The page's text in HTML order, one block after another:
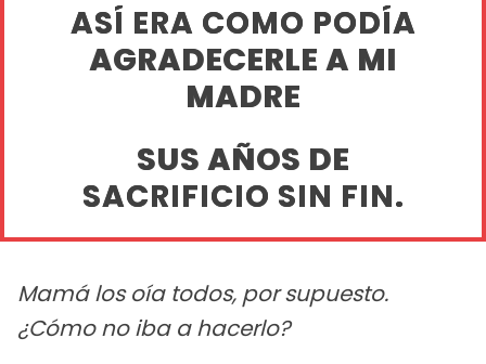
ASÍ ERA COMO PODÍA
AGRADECERLE A MI
MADRE
SUS AÑOS DE
SACRIFICIO SIN FIN.
Mamá los oía todos, por supuesto.
¿Cómo no iba a hacerlo?